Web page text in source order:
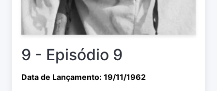
9 - Episódio 9
Data de Lançamento: 19/11/1962